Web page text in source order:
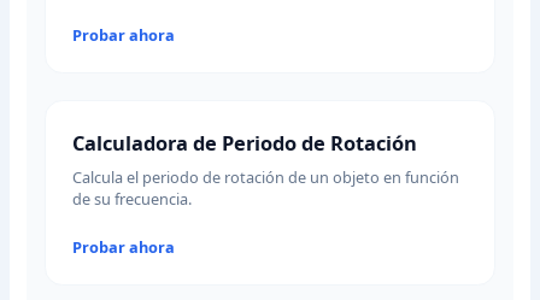
Probar ahora
Calculadora de Periodo de Rotación
Calcula el periodo de rotación de un objeto en función
de su frecuencia.
Probar ahora